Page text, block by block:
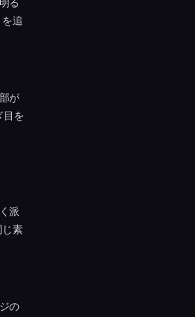
追
が
目を
派
素
の